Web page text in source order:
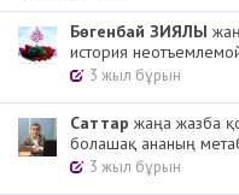
Бөгенбай ЗИЯЛЫ
история
3 жыл бұрын
Cаттар жаңа жазба
болашақ ананың
3 жыл бұрын